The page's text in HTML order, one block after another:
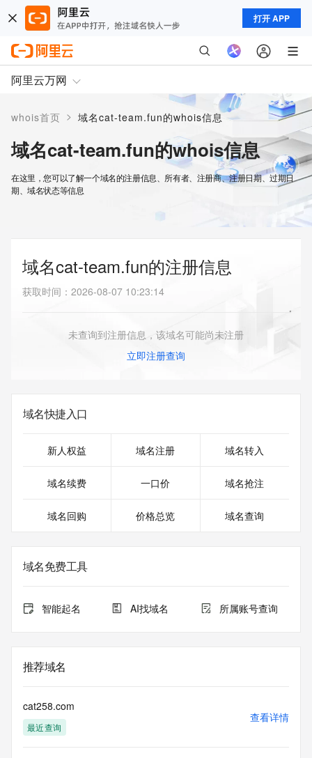
打开 APP
阿里云万网
whois首页 > 域名cat-team.fun的whois信息
域名cat-team.fun的whois信息
在这里，您可以了解一个域名的注册信息、所有者、注册商、注册日期、过期日
期、域名状态等信息
域名cat-team.fun的注册信息
获取时间 ： 2026-08-07 10:23:14
未查询到注册信息，该域名可能尚未注册
立即注册查询
域名快捷入口
新人权益 域名注册 域名转入
域名续费 一口价 域名抢注
域名回购 价格总览 域名查询
域名免费工具
智能起名 AI找域名 所属账号查询
推荐域名
cat258.com
最近查询
查看详情